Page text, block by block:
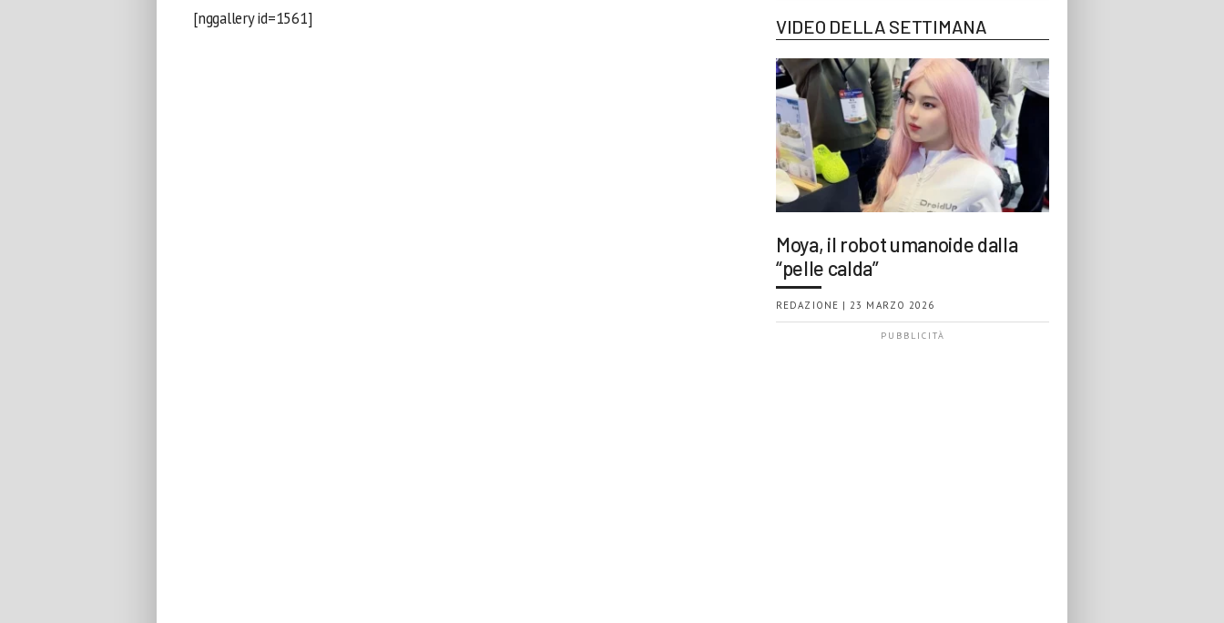
[nggallery id=1561] VIDEO DELLA SETTIMANA
Moya, il robot umanoide dalla
“pelle calda”
REDAZIONE | 23 MARZO 2026